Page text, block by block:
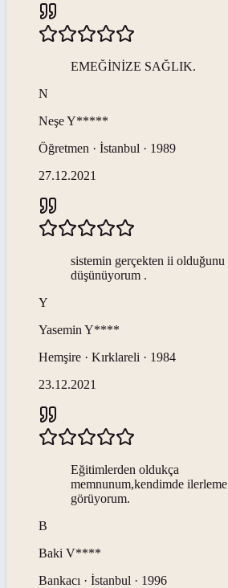
EMEĞİNİZE SAĞLIK.
N
NeşeY*****
Öğretmen · İstanbul · 1989
27.12.2021
sistemin gerçekten ii olduğunu
düşünüyorum .
Y
Yasemin Y****
Hemşire · Kırklareli · 1984
23.12.2021
Eğitimlerden oldukça
memnunum,kendimde ilerleme
görüyorum.
B
Baki V****
Bankacı · İstanbul · 1996